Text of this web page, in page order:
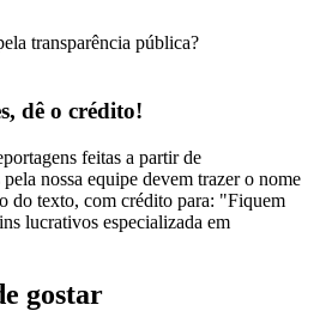
transparência pública?
dê o crédito!
feitas a partir de
nossa equipe devem trazer o nome
do texto, com crédito para: "Fiquem
lucrativos especializada em
gostar